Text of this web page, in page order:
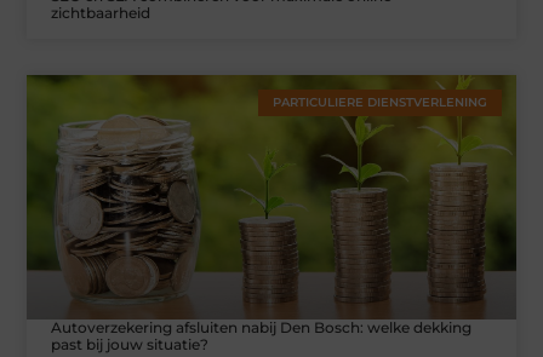
zichtbaarheid
PARTICULIERE DIENSTVERLENING
Autoverzekering afsluiten nabij Den Bosch: welke dekking
past bij jouw situatie?